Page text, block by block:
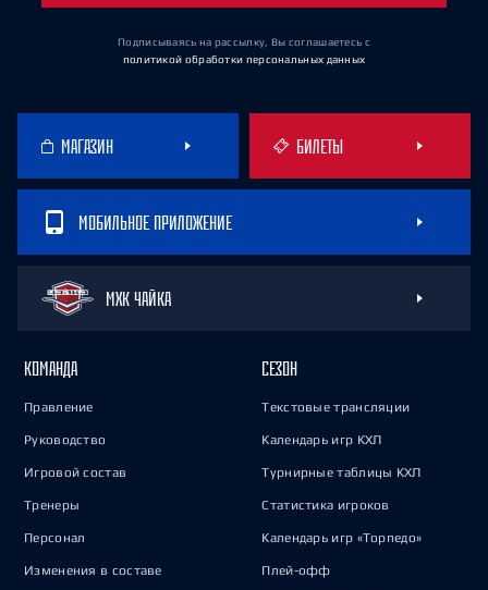
Подписываясь на рассылку, Вы соглашаетесь с
политикой обработки персональных данных
МАГАЗИН БИЛЕТЫ
МОБИЛЬНОЕ ПРИЛОЖЕНИЕ
МХК ЧАЙКА
КОМАНДА
Правление
Руководство
Игровой состав
Тренеры
Персонал
Изменения в составе
СЕЗОН
Текстовые трансляции
Календарь игр КХЛ
Турнирные таблицы КХЛ
Статистика игроков
Календарь игр «Торпедо»
Плей-офф